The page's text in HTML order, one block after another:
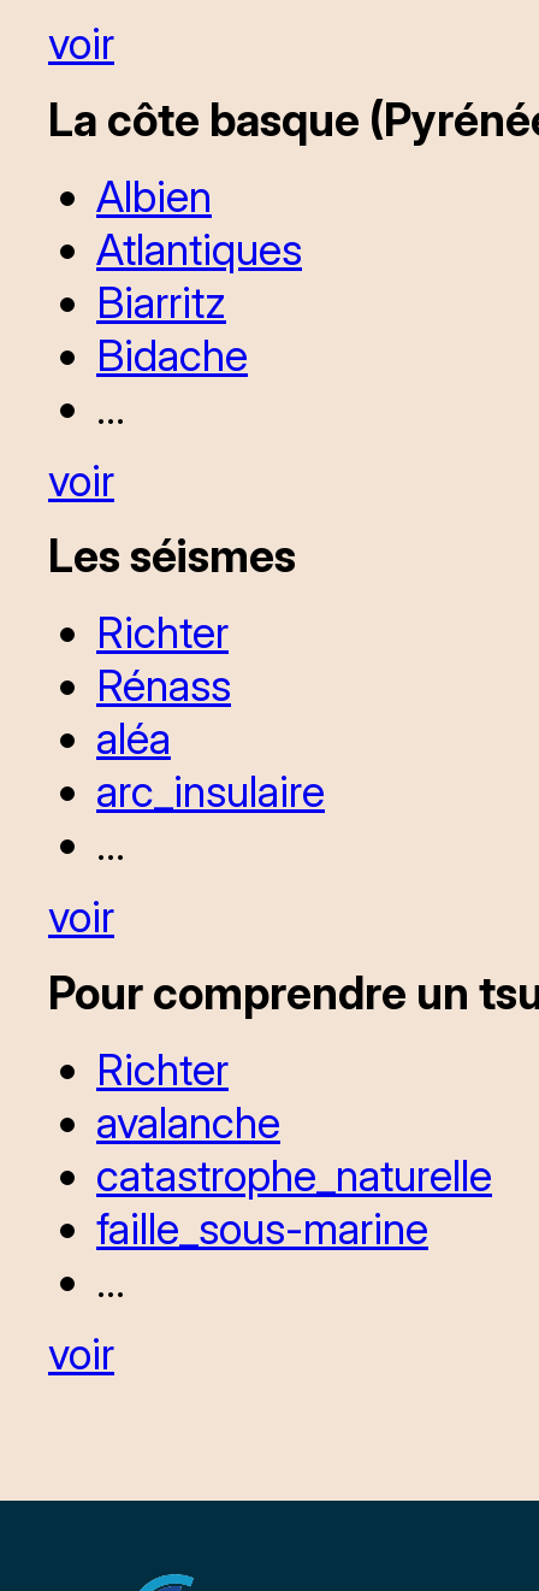
voir
La côte basque
Albien
Atlantiques
Biarritz
Bidache
...
voir
Les séismes
Richter
Rénass
aléa
arc_insulaire
...
voir
Pour comprendre un
Richter
avalanche
catastrophe_naturelle
faille_sous-marine
...
voir